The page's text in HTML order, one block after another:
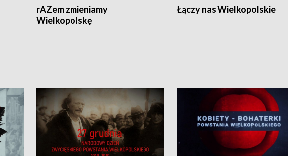
rAZem zmieniamy
Wielkopolskę
Łączy nas Wielkopolskie